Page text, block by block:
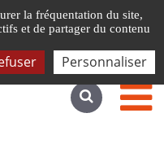
la fréquentation du site,
et de partager du contenu
Personnaliser